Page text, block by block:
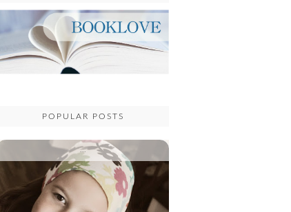
POPULAR POSTS
...